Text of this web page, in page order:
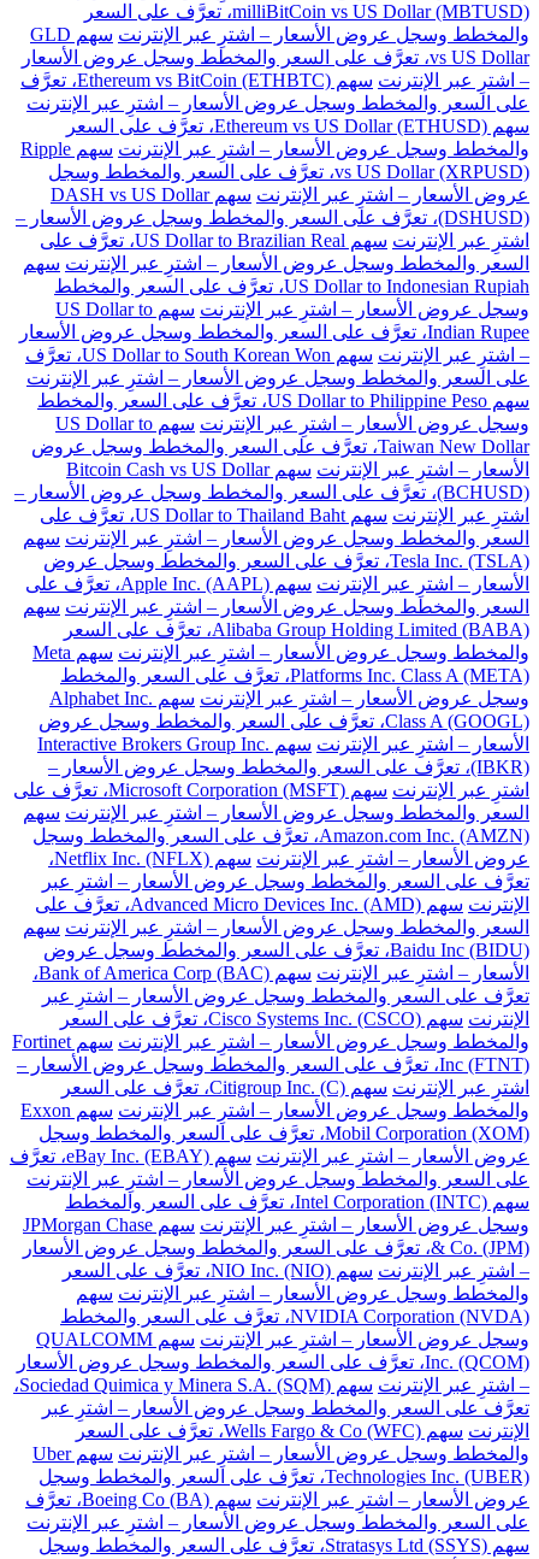
milliBitCoin vs US Dollar (MBTUSD)، تعرَّف على السعر
والمخطط وسجل عروض الأسعار – اشترِ عبر الإنترنت
سهم GLD
vs US Dollar، تعرَّف على السعر والمخطط وسجل عروض الأسعار
– اشترِ عبر الإنترنت
سهم Ethereum vs BitCoin (ETHBTC)، تعرَّف
على السعر والمخطط وسجل عروض الأسعار – اشترِ عبر الإنترنت
سهم Ethereum vs US Dollar (ETHUSD)، تعرَّف على السعر
والمخطط وسجل عروض الأسعار – اشترِ عبر الإنترنت
سهم Ripple
vs US Dollar (XRPUSD)، تعرَّف على السعر والمخطط وسجل
عروض الأسعار – اشترِ عبر الإنترنت
سهم DASH vs US Dollar
(DSHUSD)، تعرَّف على السعر والمخطط وسجل عروض الأسعار –
اشترِ عبر الإنترنت
سهم US Dollar to Brazilian Real، تعرَّف على
السعر والمخطط وسجل عروض الأسعار – اشترِ عبر الإنترنت سهم
US Dollar to Indonesian Rupiah، تعرَّف على السعر والمخطط
وسجل عروض الأسعار – اشترِ عبر الإنترنت
سهم US Dollar to
Indian Rupee، تعرَّف على السعر والمخطط وسجل عروض الأسعار
– اشترِ عبر الإنترنت
سهم US Dollar to South Korean Won، تعرَّف
على السعر والمخطط وسجل عروض الأسعار – اشترِ عبر الإنترنت
سهم US Dollar to Philippine Peso، تعرَّف على السعر والمخطط
وسجل عروض الأسعار – اشترِ عبر الإنترنت
سهم US Dollar to
Taiwan New Dollar، تعرَّف على السعر والمخطط وسجل عروض
الأسعار – اشترِ عبر الإنترنت
سهم Bitcoin Cash vs US Dollar
(BCHUSD)، تعرَّف على السعر والمخطط وسجل عروض الأسعار –
اشترِ عبر الإنترنت
سهم US Dollar to Thailand Baht، تعرَّف على
السعر والمخطط وسجل عروض الأسعار – اشترِ عبر الإنترنت سهم
Tesla Inc. (TSLA)، تعرَّف على السعر والمخطط وسجل عروض
الأسعار – اشترِ عبر الإنترنت
سهم Apple Inc. (AAPL)، تعرَّف على
السعر والمخطط وسجل عروض الأسعار – اشترِ عبر الإنترنت سهم
Alibaba Group Holding Limited (BABA)، تعرَّف على السعر
والمخطط وسجل عروض الأسعار – اشترِ عبر الإنترنت
سهم Meta
Platforms Inc. Class A (META)، تعرَّف على السعر والمخطط
وسجل عروض الأسعار – اشترِ عبر الإنترنت
سهم Alphabet Inc.
Class A (GOOGL)، تعرَّف على السعر والمخطط وسجل عروض
الأسعار – اشترِ عبر الإنترنت
سهم Interactive Brokers Group Inc.
(IBKR)، تعرَّف على السعر والمخطط وسجل عروض الأسعار –
اشترِ عبر الإنترنت
سهم Microsoft Corporation (MSFT)، تعرَّف على
السعر والمخطط وسجل عروض الأسعار – اشترِ عبر الإنترنت سهم
Amazon.com Inc. (AMZN)، تعرَّف على السعر والمخطط وسجل
عروض الأسعار – اشترِ عبر الإنترنت
سهم Netflix Inc. (NFLX)،
تعرَّف على السعر والمخطط وسجل عروض الأسعار – اشترِ عبر
الإنترنت
سهم Advanced Micro Devices Inc. (AMD)، تعرَّف على
السعر والمخطط وسجل عروض الأسعار – اشترِ عبر الإنترنت سهم
Baidu Inc (BIDU)، تعرَّف على السعر والمخطط وسجل عروض
الأسعار – اشترِ عبر الإنترنت
سهم Bank of America Corp (BAC)،
تعرَّف على السعر والمخطط وسجل عروض الأسعار – اشترِ عبر
الإنترنت
سهم Cisco Systems Inc. (CSCO)، تعرَّف على السعر
والمخطط وسجل عروض الأسعار – اشترِ عبر الإنترنت
سهم Fortinet
Inc (FTNT)، تعرَّف على السعر والمخطط وسجل عروض الأسعار –
اشترِ عبر الإنترنت
سهم Citigroup Inc. (C)، تعرَّف على السعر
والمخطط وسجل عروض الأسعار – اشترِ عبر الإنترنت
سهم Exxon
Mobil Corporation (XOM)، تعرَّف على السعر والمخطط وسجل
عروض الأسعار – اشترِ عبر الإنترنت
سهم eBay Inc. (EBAY)، تعرَّف
على السعر والمخطط وسجل عروض الأسعار – اشترِ عبر الإنترنت
سهم Intel Corporation (INTC)، تعرَّف على السعر والمخطط
وسجل عروض الأسعار – اشترِ عبر الإنترنت
سهم JPMorgan Chase
& Co. (JPM)، تعرَّف على السعر والمخطط وسجل عروض الأسعار
– اشترِ عبر الإنترنت
سهم NIO Inc. (NIO)، تعرَّف على السعر
والمخطط وسجل عروض الأسعار – اشترِ عبر الإنترنت سهم
NVIDIA Corporation (NVDA)، تعرَّف على السعر والمخطط
وسجل عروض الأسعار – اشترِ عبر الإنترنت
سهم QUALCOMM
Inc. (QCOM)، تعرَّف على السعر والمخطط وسجل عروض الأسعار
– اشترِ عبر الإنترنت
سهم Sociedad Quimica y Minera S.A. (SQM)،
تعرَّف على السعر والمخطط وسجل عروض الأسعار – اشترِ عبر
الإنترنت
سهم Wells Fargo & Co (WFC)، تعرَّف على السعر
والمخطط وسجل عروض الأسعار – اشترِ عبر الإنترنت
سهم Uber
Technologies Inc. (UBER)، تعرَّف على السعر والمخطط وسجل
عروض الأسعار – اشترِ عبر الإنترنت
سهم Boeing Co (BA)، تعرَّف
على السعر والمخطط وسجل عروض الأسعار – اشترِ عبر الإنترنت
سهم Stratasys Ltd (SSYS)، تعرَّف على السعر والمخطط وسجل